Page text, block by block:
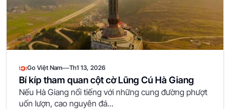
Go Việt Nam—Th1 13, 2026
Bí kíp tham quan cột cờ Lũng Cú Hà Giang
Nếu Hà Giang nổi tiếng với những cung đường phượt
uốn lượn, cao nguyên đá...